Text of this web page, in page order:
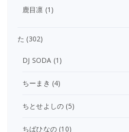
鹿目凛 (1)
た (302)
DJ SODA (1)
ちーまき (4)
ちとせよしの (5)
ちばひなの (10)